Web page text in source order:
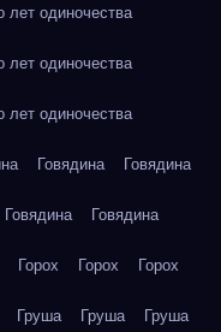
лет одиночества
лет одиночества
лет одиночества
Говядина Говядина
Говядина Говядина
Горох Горох Горох
Груша Груша Груша